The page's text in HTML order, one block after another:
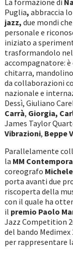
La formazione di
Puglia, abbraccia
jazz, due mondi
personale e
iniziato a
trasformandolo
accompagnatore:
chitarra,
da collaborazioni
nazionale e
Dessì, Giuliano
Carrà, Giorgia,
James Taylor
Vibrazioni, Beppe
Parallelamente
la MM
coreografo
porta avanti due
riscoperta della
con il quale ha
il premio Paolo
Jazz Competition
del bando
per rappresentare